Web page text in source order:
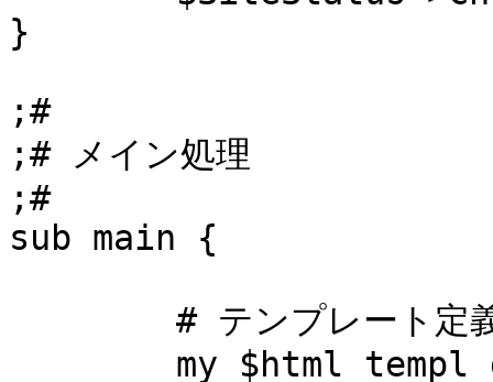
}
;#
;# メイン処理
;#
sub main {